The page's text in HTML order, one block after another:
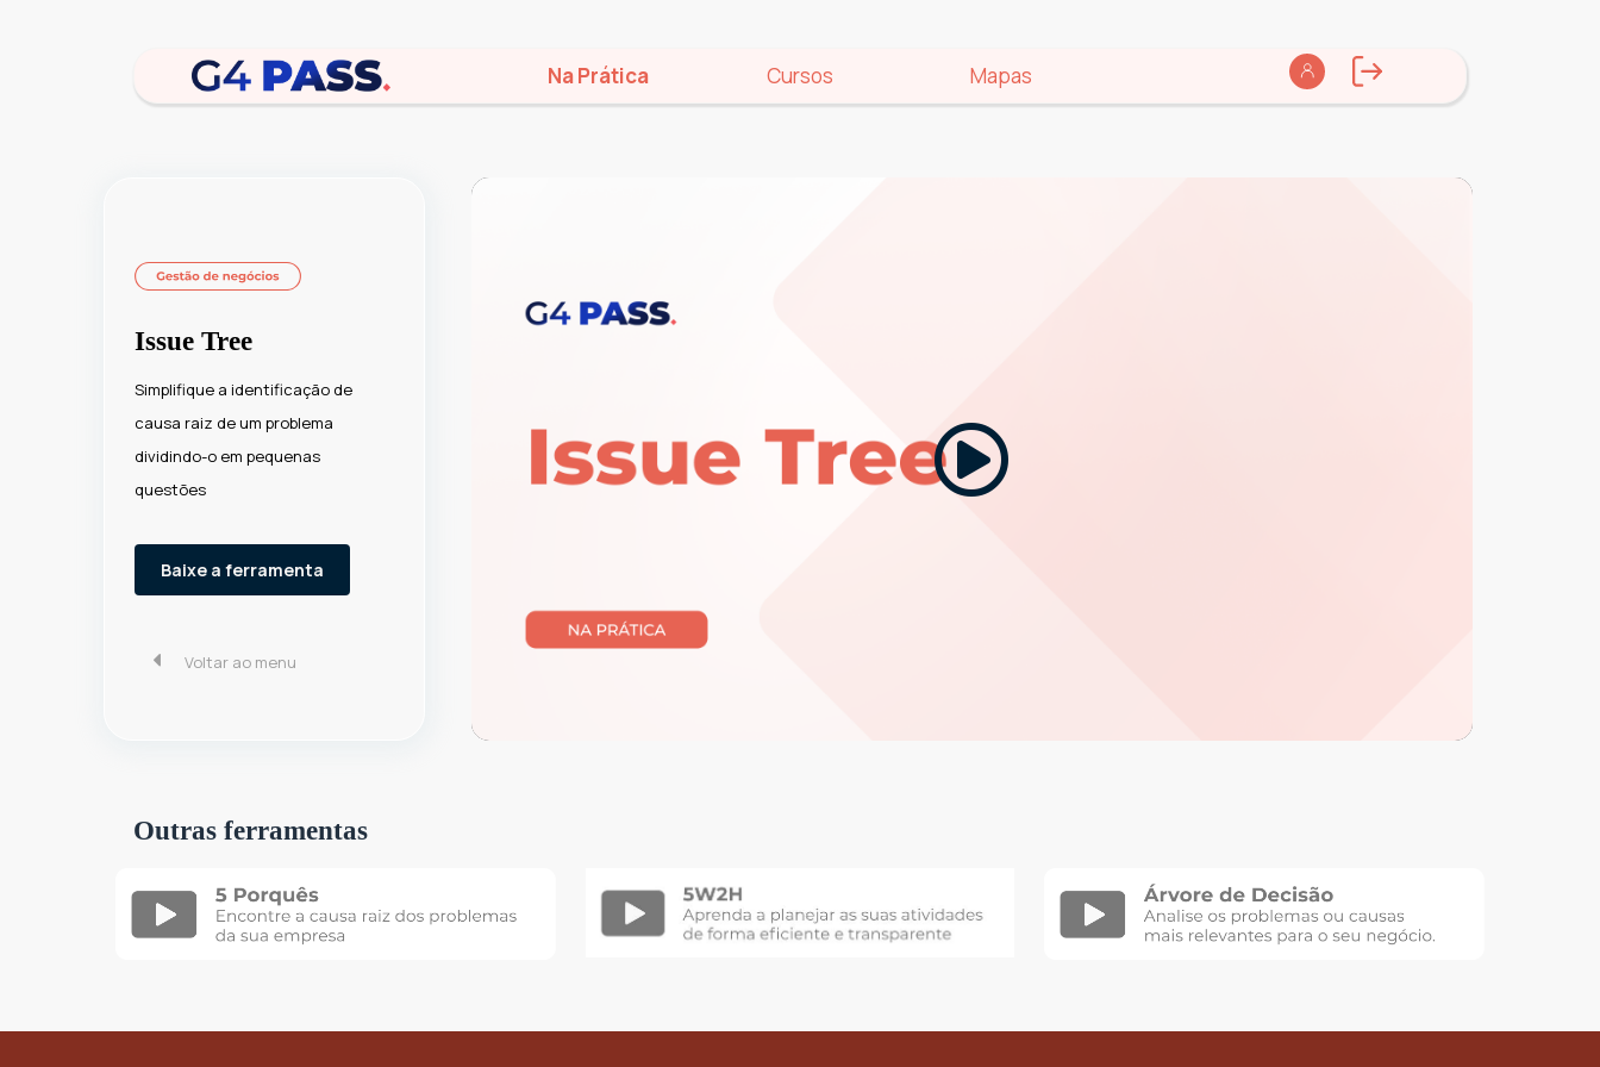
Na Prática Cursos Mapas
Issue Tree
Simplifique a identificação de
causa raiz de um problema
dividindo-o em pequenas
questões
Baixe a ferramenta
Voltar ao menu
Outras ferramentas